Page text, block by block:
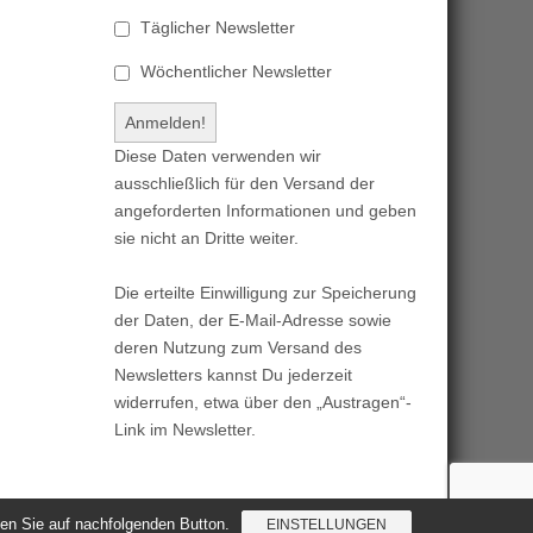
Täglicher Newsletter
Wöchentlicher Newsletter
Diese Daten verwenden wir
ausschließlich für den Versand der
angeforderten Informationen und geben
sie nicht an Dritte weiter.
Die erteilte Einwilligung zur Speicherung
der Daten, der E-Mail-Adresse sowie
deren Nutzung zum Versand des
Newsletters kannst Du jederzeit
widerrufen, etwa über den „Austragen“-
Link im Newsletter.
Sie auf nachfolgenden Button. EINSTELLUNGEN